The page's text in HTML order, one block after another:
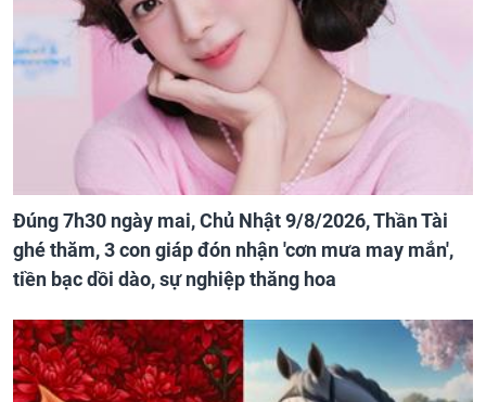
Đúng 7h30 ngày mai, Chủ Nhật 9/8/2026, Thần Tài
ghé thăm, 3 con giáp đón nhận 'cơn mưa may mắn',
tiền bạc dồi dào, sự nghiệp thăng hoa